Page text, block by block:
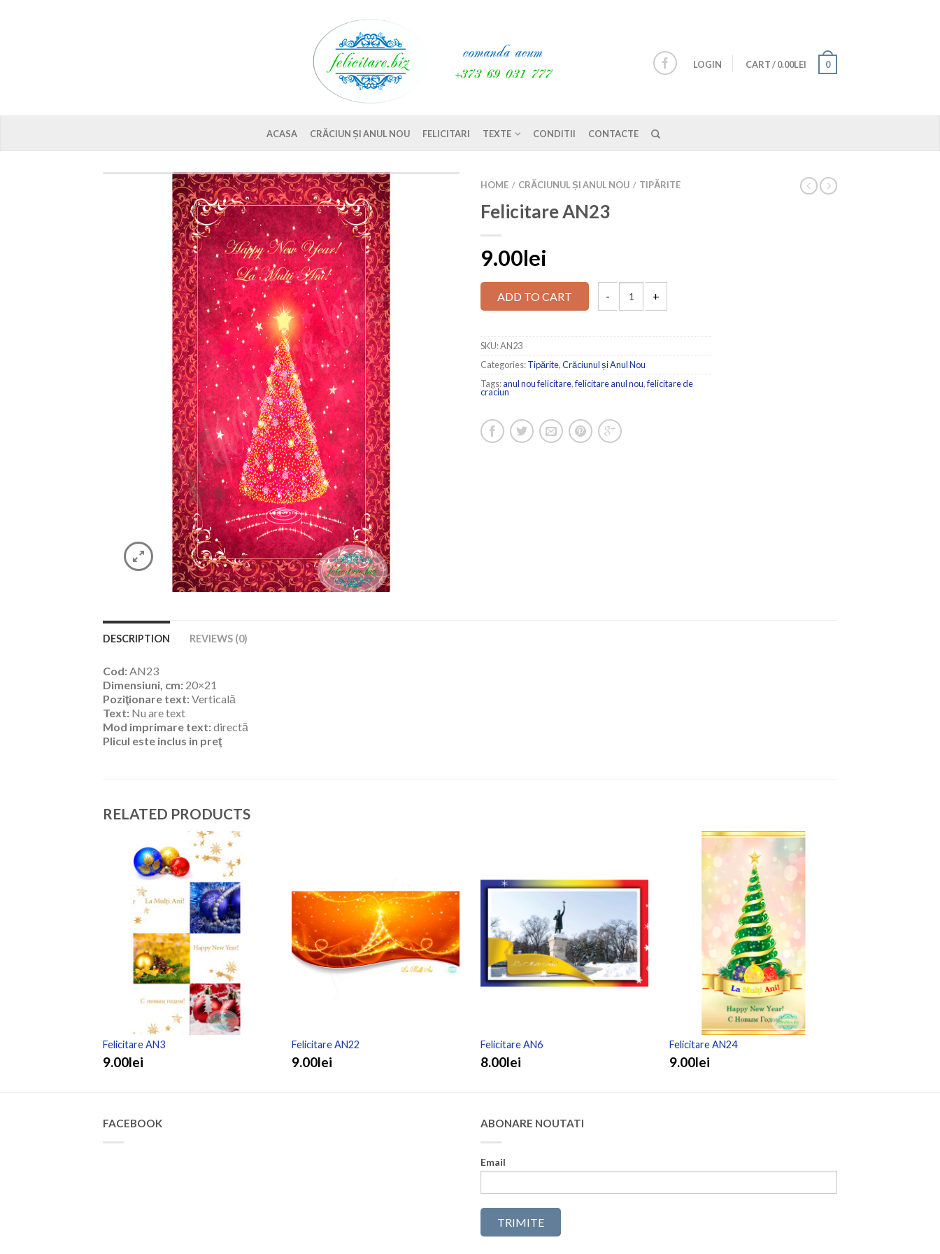
LOGIN CART/0.00LEI 0
ACASA CRĂCIUN ȘI ANUL NOU FELICITARI TEXTE CONDITII CONTACTE
HOME / CRĂCIUNUL ȘI ANUL NOU / TIPĂRITE
Felicitare AN23
9.00lei
ADD TO CART
SKU:AN23
Categories:Tipărite,Crăciunul și Anul Nou
Tags:anul nou felicitare,felicitare anul nou,felicitare de
craciun
DESCRIPTION REVIEWS (0)
Cod:AN23
Dimensiuni, cm: 20×21
Poziţionare text:Verticală
Text: Nu are text
Mod imprimare text:directă
Plicul este inclus in preţ
RELATED PRODUCTS
Felicitare AN3
9.00lei
Felicitare AN22
9.00lei
Felicitare AN6
8.00lei
Felicitare AN24
9.00lei
FACEBOOK ABONARE NOUTATI
Email